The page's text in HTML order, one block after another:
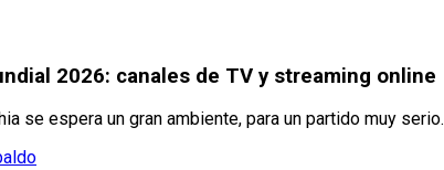
2026: canales de TV y streaming online
se espera un gran ambiente, para un partido muy serio.